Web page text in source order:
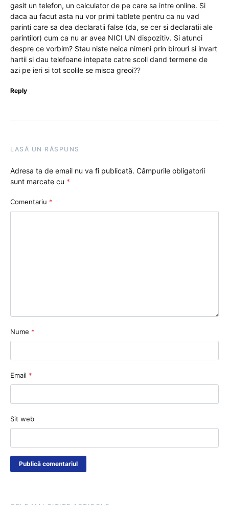
gasit un telefon, un calculator de pe care sa intre online. Si
daca au facut asta nu vor primi tablete pentru ca nu vad
parinti care sa dea declaratii false (da, se cer si declaratii ale
parintilor) cum ca nu ar avea NICI UN dispozitiv. Si atunci
despre ce vorbim? Stau niste neica nimeni prin birouri si invart
hartii si dau telefoane intepate catre scoli dand termene de
azi pe ieri si tot scolile se misca greoi??
Reply
LASĂ UN RĂSPUNS
Adresa ta de email nu va fi publicată. Câmpurile obligatorii
sunt marcate cu *
Comentariu *
Nume *
Email *
Sit web